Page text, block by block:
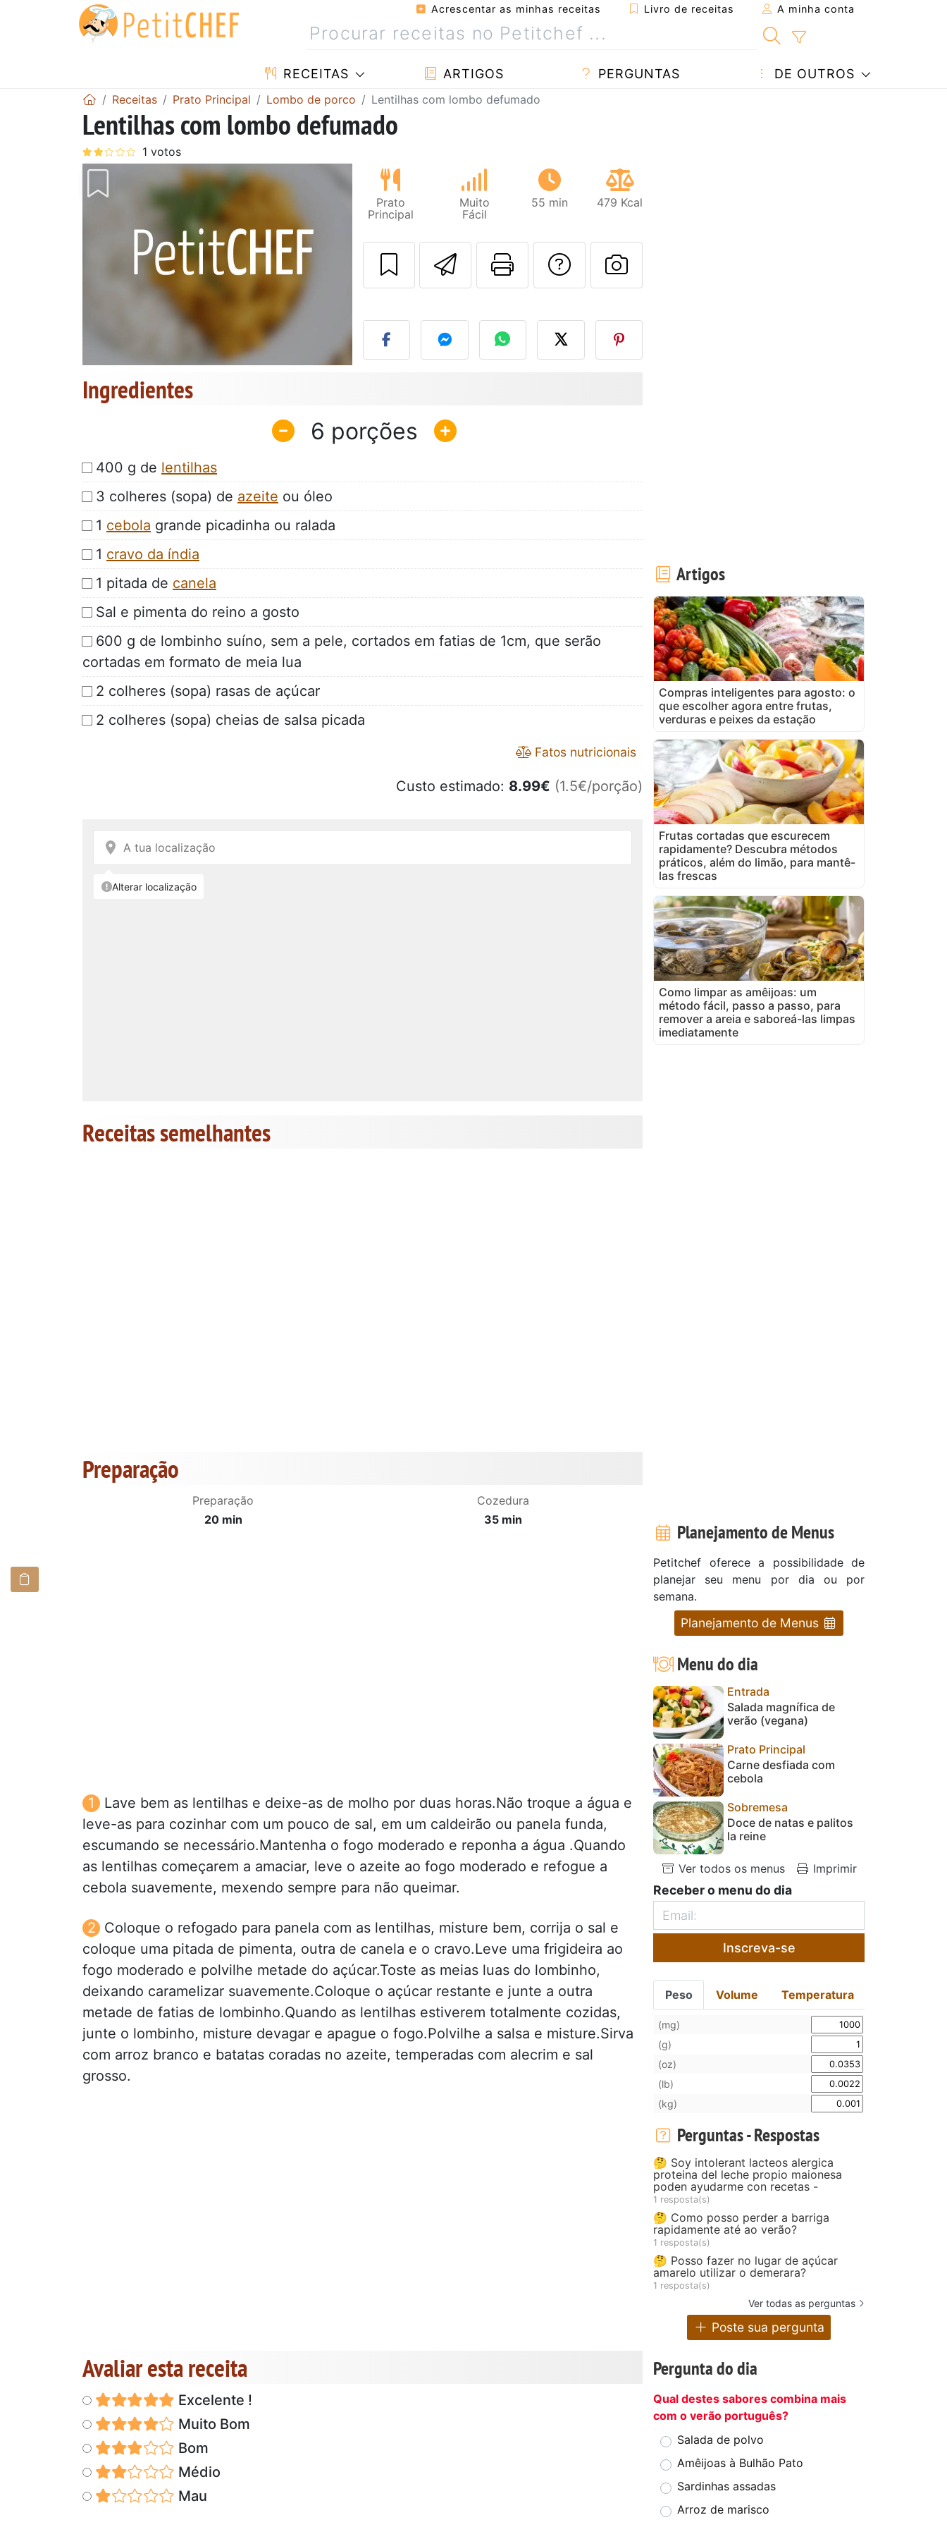
Acrescentar as minhas receitas Livro de receitas A minha conta
RECEITAS ARTIGOS PERGUNTAS DE OUTROS
Receitas Prato Principal Lombo de porco Lentilhas com lombo defumado
Lentilhas com lombo defumado
Prato
Principal
Muito
Fácil
55 min 479 Kcal
Enviar esta receita a um amigo
Imprima esta página
Falar com o autor da receita
Fez esta receita? Compartilhe
Ingredientes
6
400 g de lentilhas
3 colheres (sopa) de azeite ou óleo
1 cebola grande picadinha ou ralada
1 cravo da índia
1 pitada de canela
Sal e pimenta do reino a gosto
600 g de lombinho suíno, sem a pele, cortados em fatias de 1cm, que serão
cortadas em formato de meia lua
2 colheres (sopa) rasas de açúcar
2 colheres (sopa) cheias de salsa picada
Fatos nutricionais
Custo estimado: 8.99€ (1.5€/porção)
Receitas semelhantes
Preparação
Preparação
20 min
Cozedura
35 min
Lave bem as lentilhas e deixe-as de molho por duas horas.Não troque a água e
leve-as para cozinhar com um pouco de sal, em um caldeirão ou panela funda,
escumando se necessário.Mantenha o fogo moderado e reponha a água .Quando
as lentilhas começarem a amaciar, leve o azeite ao fogo moderado e refogue a
cebola suavemente, mexendo sempre para não queimar.
Coloque o refogado para panela com as lentilhas, misture bem, corrija o sal e
coloque uma pitada de pimenta, outra de canela e o cravo.Leve uma frigideira ao
fogo moderado e polvilhe metade do açúcar.Toste as meias luas do lombinho,
deixando caramelizar suavemente.Coloque o açúcar restante e junte a outra
metade de fatias de lombinho.Quando as lentilhas estiverem totalmente cozidas,
junte o lombinho, misture devagar e apague o fogo.Polvilhe a salsa e misture.Sirva
com arroz branco e batatas coradas no azeite, temperadas com alecrim e sal
grosso.
Avaliar esta receita
Excelente !
Muito Bom
Bom
Médio
Mau
Artigos
Compras inteligentes para agosto: o
que escolher agora entre frutas,
verduras e peixes da estação
Frutas cortadas que escurecem
rapidamente? Descubra métodos
práticos, além do limão, para mantê-
las frescas
Como limpar as amêijoas: um
método fácil, passo a passo, para
remover a areia e saboreá-las limpas
imediatamente
Planejamento de Menus
Petitchef oferece a possibilidade de
planejar seu menu por dia ou por
semana.
Planejamento de Menus
Menu do dia
Entrada
Salada magnífica de
verão (vegana)
Prato Principal
Carne desfiada com
cebola
Sobremesa
Doce de natas e palitos
la reine
Ver todos os menus Imprimir
Receber o menu do dia
Inscreva-se
Peso Volume Temperatura
(mg)
(g)
(oz)
(lb)
(kg)
Perguntas - Respostas
🤔 Soy intolerant lacteos alergica
proteina del leche propio maionesa
poden ayudarme con recetas -
1 resposta(s)
🤔 Como posso perder a barriga
rapidamente até ao verão?
1 resposta(s)
🤔 Posso fazer no lugar de açúcar
amarelo utilizar o demerara?
1 resposta(s)
Ver todas as perguntas
Poste sua pergunta
Pergunta do dia
Qual destes sabores combina mais
com o verão português?
Salada de polvo
Amêijoas à Bulhão Pato
Sardinhas assadas
Arroz de marisco